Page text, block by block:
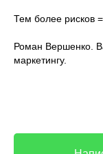
Тем более рисков
Роман Вершенко.
маркетингу.